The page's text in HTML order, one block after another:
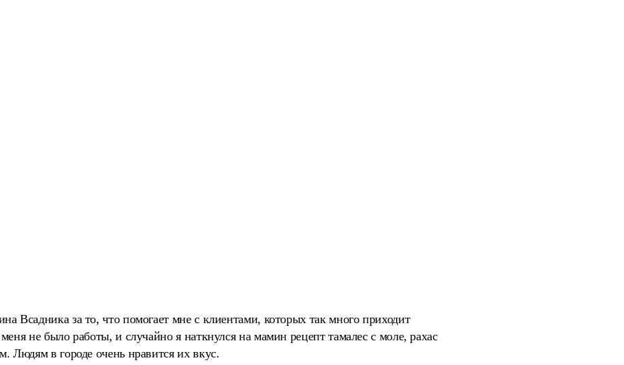
Всадника за то, что помогает мне с клиентами, которых так много приходит
не было работы, и случайно я наткнулся на мамин рецепт тамалес с моле, рахас
Людям в городе очень нравится их вкус.